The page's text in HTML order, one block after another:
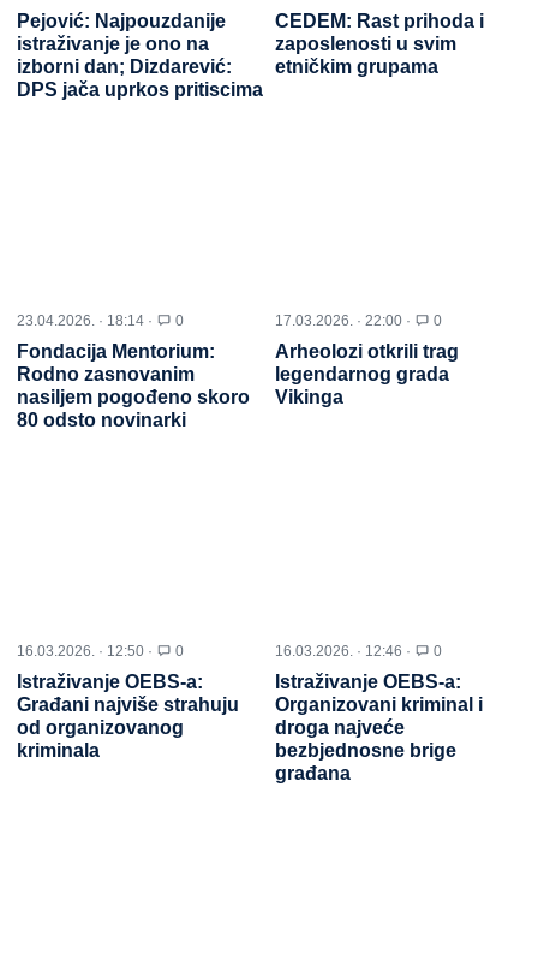
Pejović: Najpouzdanije
istraživanje je ono na
izborni dan; Dizdarević:
DPS jača uprkos pritiscima
CEDEM: Rast prihoda i
zaposlenosti u svim
etničkim grupama
23.04.2026. · 18:14 · 0
Fondacija Mentorium:
Rodno zasnovanim
nasiljem pogođeno skoro
80 odsto novinarki
17.03.2026. · 22:00 · 0
Arheolozi otkrili trag
legendarnog grada
Vikinga
16.03.2026. · 12:50 · 0
Istraživanje OEBS-a:
Građani najviše strahuju
od organizovanog
kriminala
16.03.2026. · 12:46 · 0
Istraživanje OEBS-a:
Organizovani kriminal i
droga najveće
bezbjednosne brige
građana